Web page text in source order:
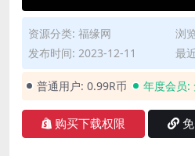
资源分类: 福缘网
浏
发布时间: 2023-12-11
最
普通用户: 0.99R币 年度会员:
购买下载权限